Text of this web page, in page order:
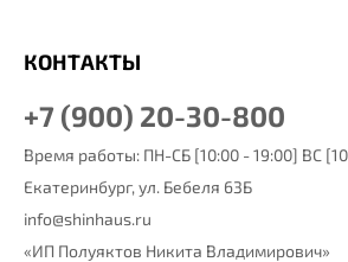
КОНТАКТЫ
+7 (900) 20-30-800
Время работы: ПН-СБ [10:00 - 19:00] ВС
Екатеринбург, ул. Бебеля 63Б
info@shinhaus.ru
«ИП Полуяктов Никита Владимирович»